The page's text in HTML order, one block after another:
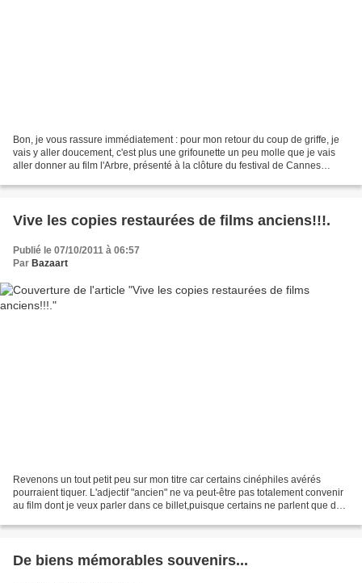
Bon, je vous rassure immédiatement : pour mon retour du coup de griffe, je
vais y aller doucement, c'est plus une grifounette un peu molle que je vais
aller donner au film l'Arbre, présenté à la clôture du festival de Cannes
Vive les copies restaurées de films anciens!!!.
Publié le 07/10/2011 à 06:57
Par Bazaart
Revenons un tout petit peu sur mon titre car certains cinéphiles avérés
pourraient tiquer. L'adjectif "ancien" ne va peut-être pas totalement convenir
au film dont je veux parler dans ce billet,puisque certains ne parlent que de
De biens mémorables souvenirs...